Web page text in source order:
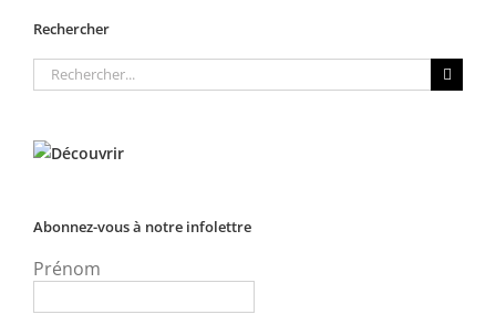
Rechercher
Rechercher:
Abonnez-vous à notre infolettre
Prénom